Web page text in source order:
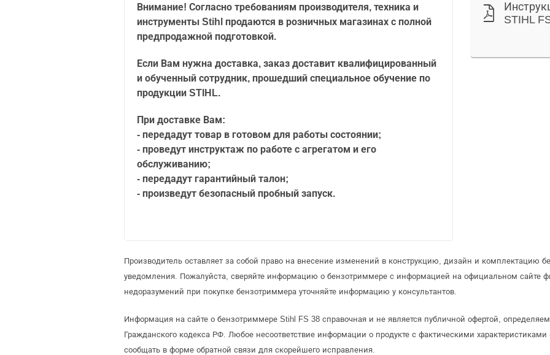
STIHL
Внимание! Согласно требованиям производителя, техника и
инструменты Stihl продаются в розничных магазинах с полной
предпродажной подготовкой.
Если Вам нужна доставка, заказ доставит квалифицированный
и обученный сотрудник, прошедший специальное обучение по
продукции STIHL.
При доставке Вам:
- передадут товар в готовом для работы состоянии;
- проведут инструктаж по работе с агрегатом и его
обслуживанию;
- передадут гарантийный талон;
- произведут безопасный пробный запуск.
Производитель оставляет за собой право на внесение изменений в конструкцию, дизайн и комплектацию
уведомления. Пожалуйста, сверяйте информацию о бензотриммере с информацией на официальном сайте
недоразумений при покупке бензотриммера уточняйте информацию у консультантов.
Информация на сайте о бензотриммере Stihl FS 38 справочная и не является публичной офертой,
Гражданского кодекса РФ. Любое несоответствие информации о продукте с фактическими
сообщать в форме обратной связи для скорейшего исправления.